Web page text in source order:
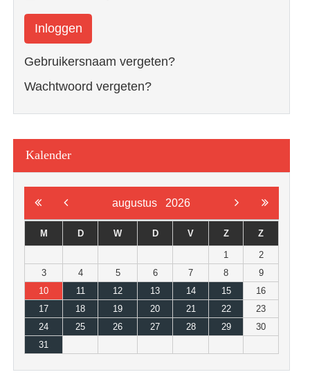
Inloggen
Gebruikersnaam vergeten?
Wachtwoord vergeten?
Kalender
augustus 2026
M D W D V Z Z
1
2
3
4 5 6 7 8
9
10
11 12 13 14 15
16
17
18 19 20 21 22
23
24
25 26 27 28 29
30
31